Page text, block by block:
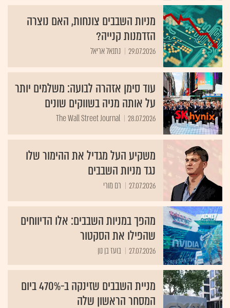
מניות השבבים צונחות, האם נוצרה
הזדמנות קנייה?
29.07.2026 נתנאל אריאל
עוד סימן אזהרה לבועה: משלמים יותר
על אותה מניה בשווקים שונים
28.07.2026
The Wall Street Journal
משקיע העל מגדיל את ההימור שלו
נגד מניות השבבים
27.07.2026 רם מורי
מהפך במניות השבבים: אלו הדיווחים
שהפילו את הסקטור
27.07.2026 בועז בן נון
מניית השבבים שזינקה ב-470% ביום
המסחר הראשון שלה